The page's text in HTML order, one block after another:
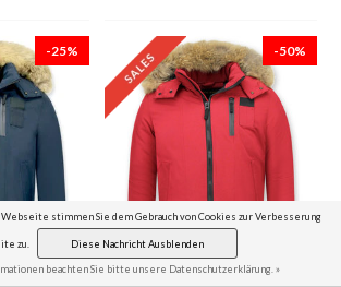
-25% -50%
stimmen Sie dem Gebrauch von Cookies zur Verbesserung
zu. Diese Nachricht Ausblenden
beachten Sie bitte unsere Datenschutzerklärung. »